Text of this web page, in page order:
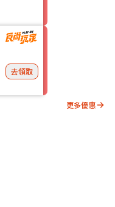
去領取
更多優惠